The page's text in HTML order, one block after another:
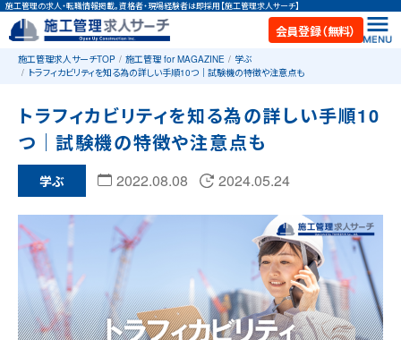
施工管理の求人・転職情報掲載。資格者・現場経験者は即採用【施工管理求人サーチ】
会員登録（無料）
施工管理求人サーチTOP 施工管理 for MAGAZINE
学ぶ
トラフィカビリティを知る為の詳しい手順10つ｜試験機の特徴や注意点も
トラフィカビリティを知る為の詳しい手順10
つ｜試験機の特徴や注意点も
学ぶ 2022.08.08 2024.05.24